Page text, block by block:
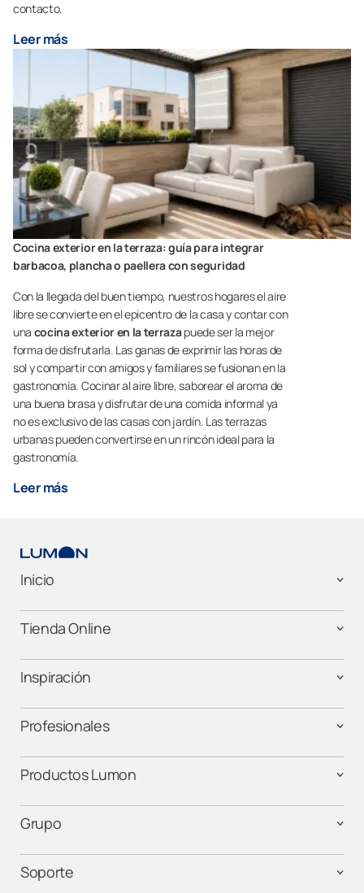
contacto.
Leer más
Cocina exterior en la terraza: guía para integrar
barbacoa, plancha o paellera con seguridad
Con la llegada del buen tiempo, nuestros hogares el aire
libre se convierte en el epicentro de la casa y contar con
una cocina exterior en la terrazapuede ser la mejor
forma de disfrutarla. Las ganas de exprimir las horas de
sol y compartir con amigos y familiares se fusionan en la
gastronomía. Cocinar al aire libre, saborear el aroma de
una buena brasa y disfrutar de una comida informal ya
no es exclusivo de las casas con jardín. Las terrazas
urbanas pueden convertirse en un rincón ideal para la
gastronomía.
Leer más
Inicio
Tienda Online
Inspiración
Profesionales
Productos Lumon
Grupo
Soporte